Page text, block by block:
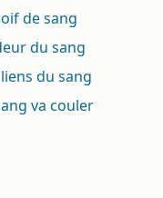
de sang
du sang
du sang
va couler